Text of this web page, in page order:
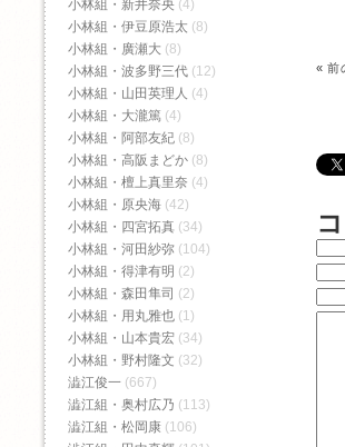
«前
小林組・新井奈央 (4)
小林組・伊豆原浩太 (8)
小林組・廣瀬大 (8)
小林組・波多野三代 (12)
小林組・山田英理人 (4)
小林組・大瀧篤 (4)
小林組・阿部友紀 (8)
小林組・高阪まどか (8)
小林組・檀上真里奈 (4)
小林組・原央海 (42)
小林組・四宮拓真 (34)
小林組・河田紗弥 (104)
小林組・得津有明 (2)
小林組・森田隼司 (2)
小林組・用丸雅也 (1)
小林組・山本貴宏 (34)
小林組・野村隆文 (32)
澁江俊一 (667)
澁江組・奥村広乃 (113)
澁江組・松岡康 (106)